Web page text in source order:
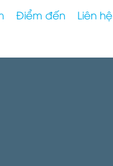
Điểm đến Liên hệ